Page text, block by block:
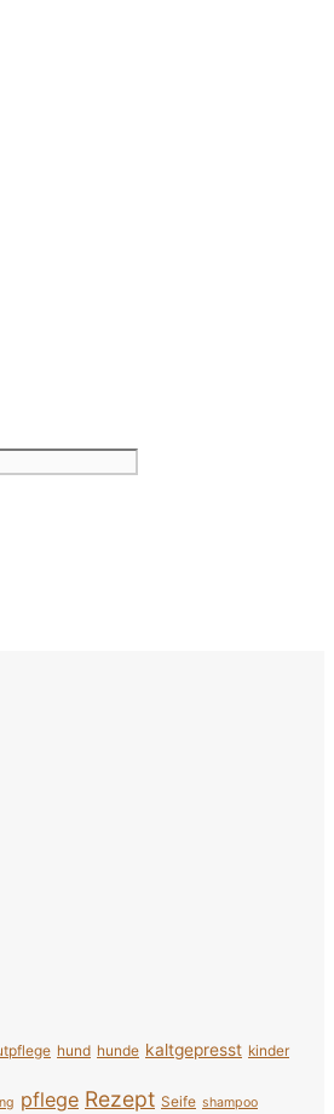
hund hunde kaltgepresst kinder
pflege Rezept Seife shampoo